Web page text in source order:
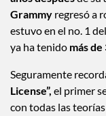
Grammy regresó a
estuvo en el no. 1 del
ya ha tenido más
Seguramente
License”, el primer
con todas las